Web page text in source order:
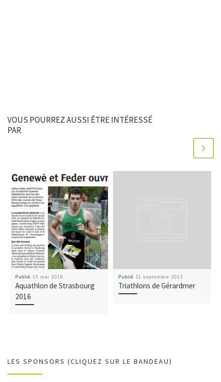
VOUS POURREZ AUSSI ÊTRE INTÉRESSÉ
PAR
Publié 15 mai 2016
Aquathlon de Strasbourg
2016
Publié 11 septembre 2013
Triathlons de Gérardmer
LES SPONSORS (CLIQUEZ SUR LE BANDEAU)